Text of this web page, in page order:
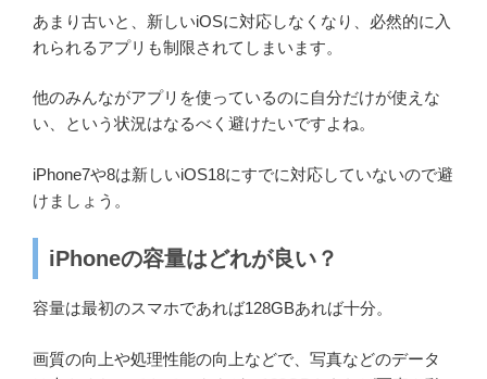
あまり古いと、新しいiOSに対応しなくなり、必然的に入
れられるアプリも制限されてしまいます。
他のみんながアプリを使っているのに自分だけが使えな
い、という状況はなるべく避けたいですよね。
iPhone7や8は新しいiOS18にすでに対応していないので避
けましょう。
iPhoneの容量はどれが良い？
容量は最初のスマホであれば128GBあれば十分。
画質の向上や処理性能の向上などで、写真などのデータ